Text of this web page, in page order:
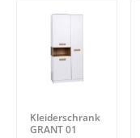
Kleiderschrank
GRANT 01